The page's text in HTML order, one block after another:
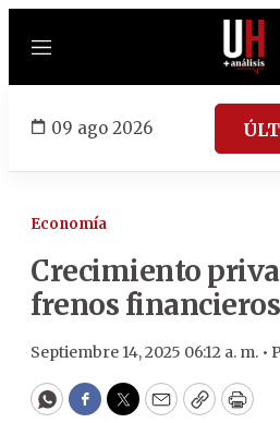
Menú
09 ago 2026
Economía
Crecimiento
frenos financieros
Septiembre 14, 2025 06:12 a. m. •
WhatsApp
Facebook
Twitter
EmailCopyPrint